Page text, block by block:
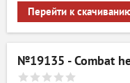
Перейти к
№19135 - Combat